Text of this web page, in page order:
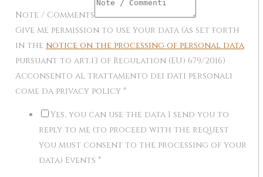
Note / Comments
Give me permission to use your data (as set forth
in the notice on the processing of personal data
pursuant to art.13 of Regulation (EU) 679/2016)
Acconsento al trattamento dei dati personali
come da privacy policy *
Yes, you can use the data I send you to
reply to me (to proceed with the request
you must consent to the processing of your
data) Events *